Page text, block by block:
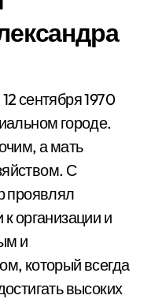
сентября 1970
городе.
а мать
С
проявлял
организации и
и
который всегда
высоких